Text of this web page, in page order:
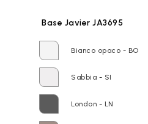
Base Javier JA3695
Bianco opaco - BO
Sabbia - SI
London - LN